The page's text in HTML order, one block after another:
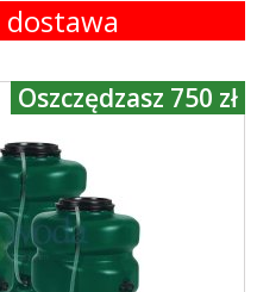
Oszczędzasz 750 zł